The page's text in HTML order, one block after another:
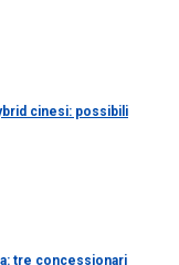
cinesi: possibili
tre concessionari